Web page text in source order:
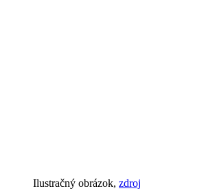
Ilustračný obrázok, zdroj